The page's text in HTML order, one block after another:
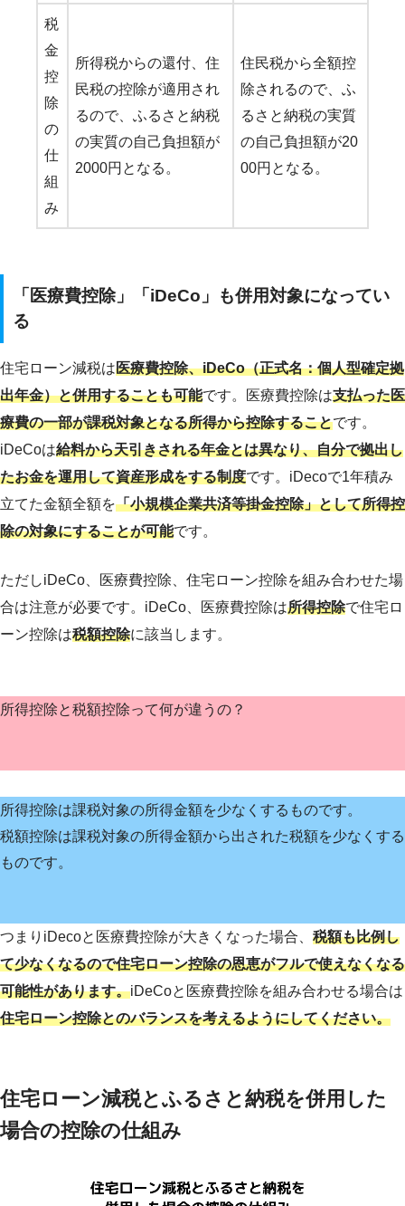
税
金
控
除
の
仕
組
み
所得税からの還付、住
民税の控除が適用され
るので、ふるさと納税
の実質の自己負担額が
2000円となる。
住民税から全額控
除されるので、ふ
るさと納税の実質
の自己負担額が20
00円となる。
「医療費控除」「iDeCo」も併用対象になってい
る
住宅ローン減税は医療費控除、iDeCo（正式名：個人型確定拠
出年金）と併用することも可能です。医療費控除は支払った医
療費の一部が課税対象となる所得から控除することです。
iDeCoは給料から天引きされる年金とは異なり、自分で拠出し
たお金を運用して資産形成をする制度です。iDecoで1年積み
立てた金額全額を「小規模企業共済等掛金控除」として所得控
除の対象にすることが可能です。
ただしiDeCo、医療費控除、住宅ローン控除を組み合わせた場
合は注意が必要です。iDeCo、医療費控除は所得控除で住宅ロ
ーン控除は税額控除に該当します。
所得控除と税額控除って何が違うの？
所得控除は課税対象の所得金額を少なくするものです。
税額控除は課税対象の所得金額から出された税額を少なくする
ものです。
つまりiDecoと医療費控除が大きくなった場合、 税額も比例し
て少なくなるので住宅ローン控除の恩恵がフルで使えなくなる
可能性があります。iDeCoと医療費控除を組み合わせる場合は
住宅ローン控除とのバランスを考えるようにしてください。
住宅ローン減税とふるさと納税を併用した
場合の控除の仕組み